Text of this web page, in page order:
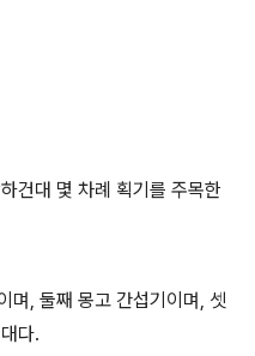
건대 몇 차례 획기를 주목한
며, 둘째 몽고 간섭기이며, 셋
다.